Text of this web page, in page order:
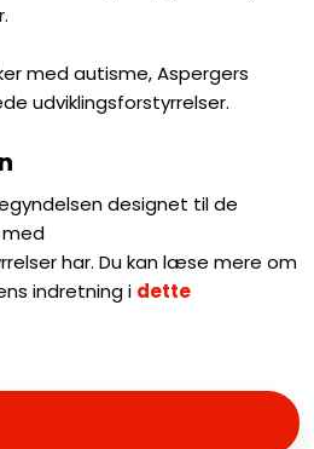
med autisme, Aspergers
udviklingsforstyrrelser.​
designet til de
har. Du kan læse mere om
indretning i dette